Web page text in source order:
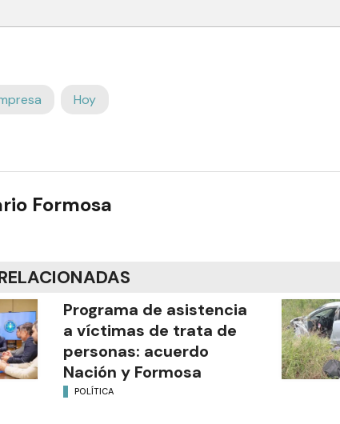
Hoy
Formosa
Programa de asistencia
a víctimas de trata de
personas: acuerdo
Nación y Formosa
POLÍTICA